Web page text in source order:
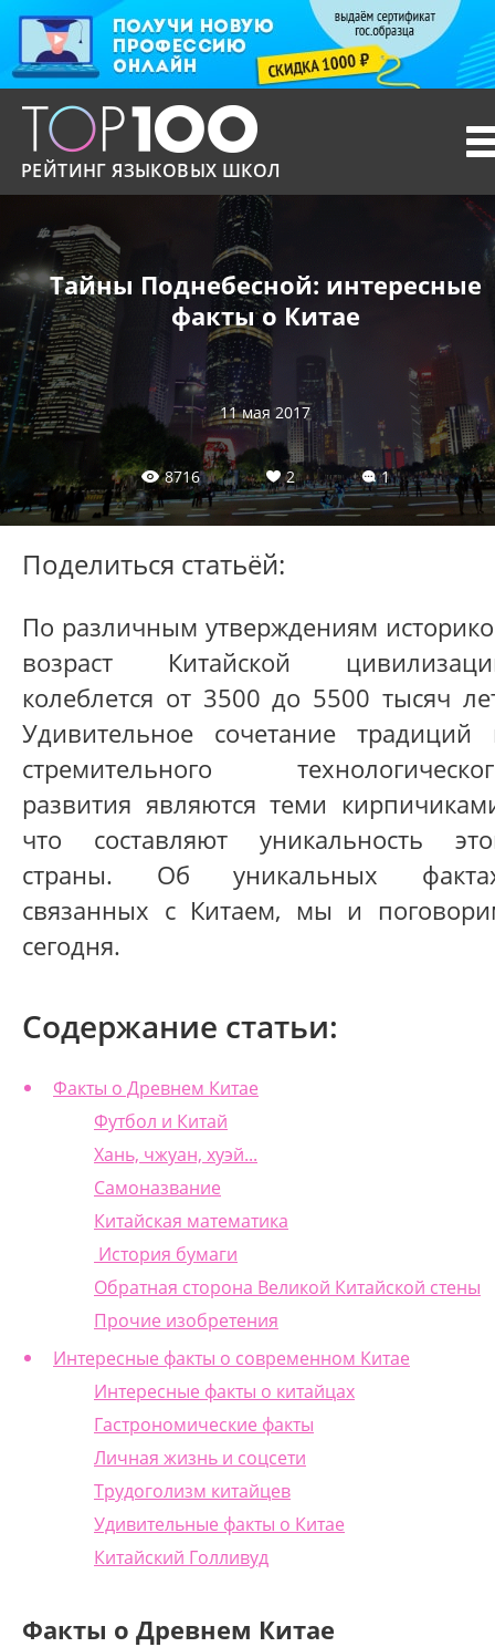
РЕЙТИНГ ЯЗЫКОВЫХ ШКОЛ
Тайны Поднебесной: интересные
факты о Китае
11 мая 2017
8716 2 1
Поделиться статьёй:
По различным утверждениям
возраст Китайской
колеблется от 3500 до 5500 тысяч
Удивительное сочетание традиций
стремительного
развития являются теми
что составляют уникальность
страны. Об уникальных
связанных с Китаем, мы и
сегодня.
Содержание статьи:
Факты о Древнем Китае
Футбол и Китай
Хань, чжуан, хуэй...
Самоназвание
Китайская математика
История бумаги
Обратная сторона Великой Китайской стены
Прочие изобретения
Интересные факты о современном Китае
Интересные факты о китайцах
Гастрономические факты
Личная жизнь и соцсети
Трудоголизм китайцев
Удивительные факты о Китае
Китайский Голливуд
Факты о Древнем Китае